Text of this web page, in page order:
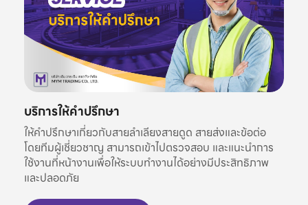
บริการให้คำปรึกษา
ให้คำปรึกษาเกี่ยวกับสายลำเลียงสายดูด สายส่งและข้อต่อ
โดยทีมผู้เชี่ยวชาญ สามารถเข้าไปตรวจสอบ และแนะนำการ
ใช้งานที่หน้างานเพื่อให้ระบบทำงานได้อย่างมีประสิทธิภาพ
และปลอดภัย